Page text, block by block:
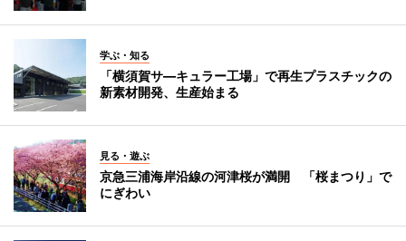
学ぶ・知る
「横須賀サ―キュラー工場」で再生プラスチックの
新素材開発、生産始まる
見る・遊ぶ
京急三浦海岸沿線の河津桜が満開 「桜まつり」で
にぎわい